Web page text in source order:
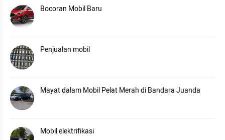
Bocoran Mobil Baru
Penjualan mobil
Mayat dalam Mobil Pelat Merah di Bandara Juanda
Mobil elektrifikasi